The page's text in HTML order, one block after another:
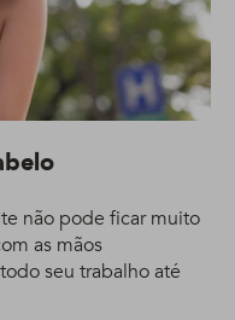
não pode ficar muito
as mãos
seu trabalho até